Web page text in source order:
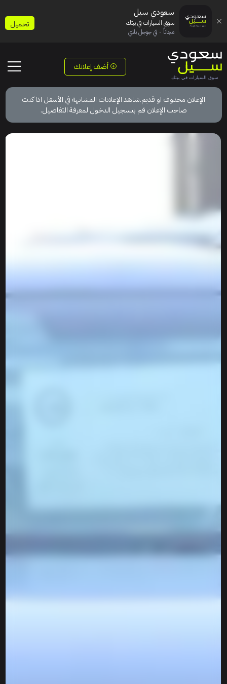
أضف إعلانك
الإعلان محذوف او قديم.شاهد الإعلانات المشابهة في الأسفل اذا كنت
صاحب الإعلان قم بتسجيل الدخول لمعرفة التفاصيل.
سعودي سيل
سوق السيارات في بيتك
مجاناً - في جوجل بلاي
تحميل